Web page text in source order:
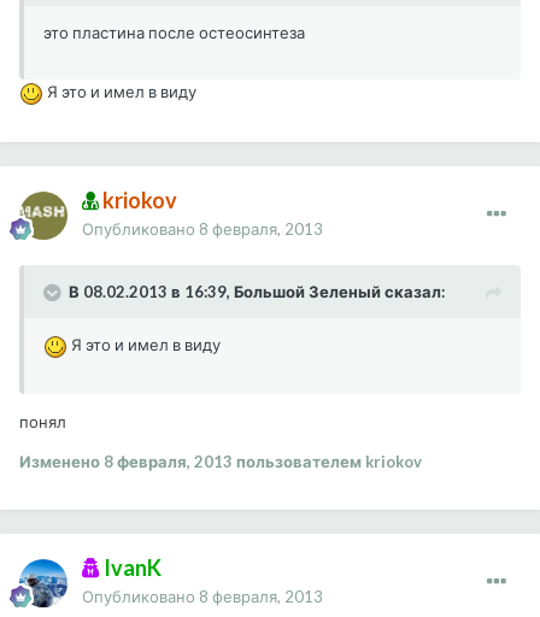
это пластина после остеосинтеза
Я это и имел в виду
kriokov
Опубликовано 8 февраля, 2013
В 08.02.2013 в 16:39, Большой Зеленый сказал:
Я это и имел в виду
понял
Изменено 8 февраля, 2013 пользователем kriokov
IvanK
Опубликовано 8 февраля, 2013